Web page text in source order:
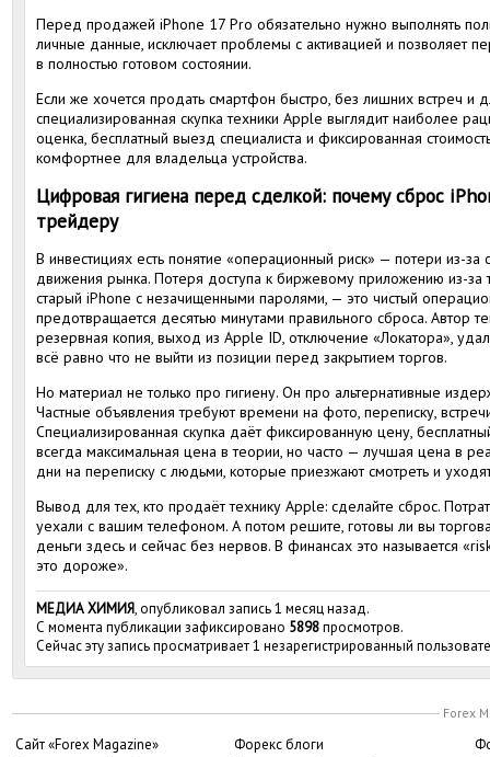
Перед продажей iPhone 17 Pro обязательно нужно выполнять
личные данные, исключает проблемы с активацией и позволяет
в полностью готовом состоянии.
Если же хочется продать смартфон быстро, без лишних встреч и
специализированная скупка техники Apple выглядит наиболее
оценка, бесплатный выезд специалиста и фиксированная
комфортнее для владельца устройства.
Цифровая гигиена перед сделкой: почему сброс
трейдеру
В инвестициях есть понятие «операционный риск» — потери из-за
движения рынка. Потеря доступа к биржевому приложению из-за
старый iPhone с незачищенными паролями, — это чистый
предотвращается десятью минутами правильного сброса. Автор
резервная копия, выход из Apple ID, отключение «Локатора»,
всё равно что не выйти из позиции перед закрытием торгов.
Но материал не только про гигиену. Он про альтернативные
Частные объявления требуют времени на фото, переписку,
Специализированная скупка даёт фиксированную цену,
всегда максимальная цена в теории, но часто — лучшая цена в
дни на переписку с людьми, которые приезжают смотреть и
Вывод для тех, кто продаёт технику Apple: сделайте сброс.
уехали с вашим телефоном. А потом решите, готовы ли вы
деньги здесь и сейчас без нервов. В финансах это называется
это дороже».
МЕДИА ХИМИЯ, опубликовал запись 1 месяц назад.
С момента публикации зафиксировано 5898просмотров.
Сейчас эту запись просматривает 1 незарегистрированный
Forex
Сайт «Forex Magazine»
Форекс блоги